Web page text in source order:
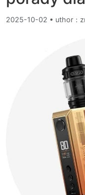
2025-10-02 • uthor：